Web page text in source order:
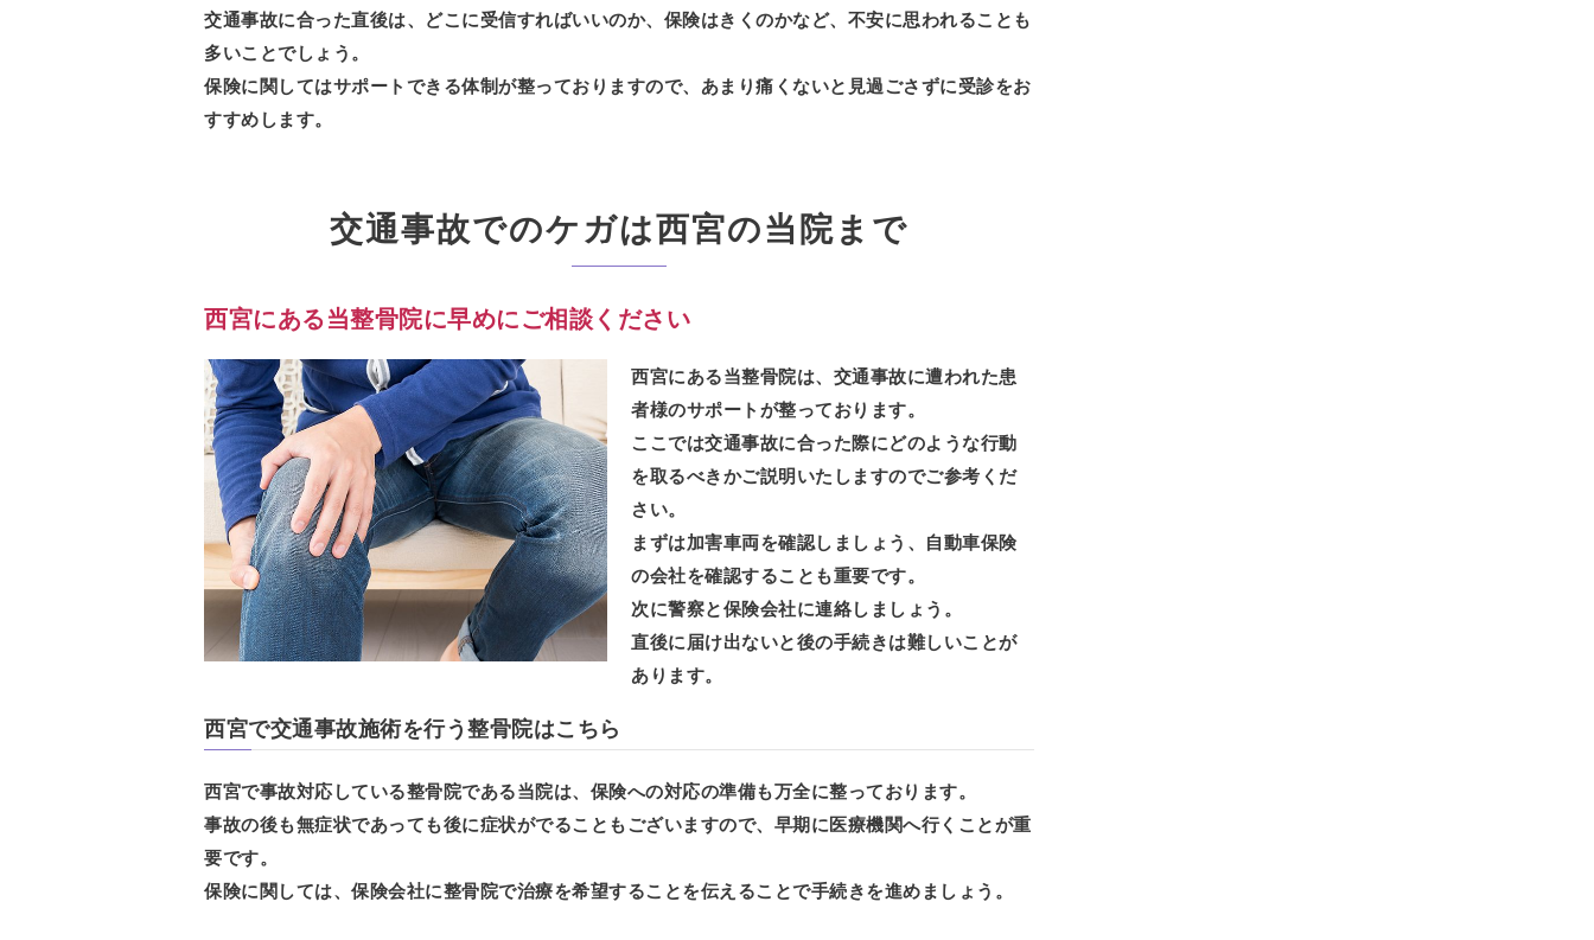
交通事故に合った直後は、どこに受信すればいいのか、保険はきくのかなど、不安に思われることも
多いことでしょう。
保険に関してはサポートできる体制が整っておりますので、あまり痛くないと見過ごさずに受診をお
すすめします。
交通事故でのケガは西宮の当院まで
西宮にある当整骨院に早めにご相談ください
西宮にある当整骨院は、交通事故に遭われた患
者様のサポートが整っております。
ここでは交通事故に合った際にどのような行動
を取るべきかご説明いたしますのでご参考くだ
さい。
まずは加害車両を確認しましょう、自動車保険
の会社を確認することも重要です。
次に警察と保険会社に連絡しましょう。
直後に届け出ないと後の手続きは難しいことが
あります。
西宮で交通事故施術を行う整骨院はこちら
西宮で事故対応している整骨院である当院は、保険への対応の準備も万全に整っております。
事故の後も無症状であっても後に症状がでることもございますので、早期に医療機関へ行くことが重
要です。
保険に関しては、保険会社に整骨院で治療を希望することを伝えることで手続きを進めましょう。